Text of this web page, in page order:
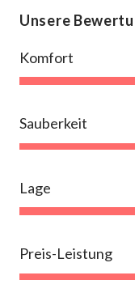
Unsere
Komfort
Sauberkeit
Lage
Preis-Leistung